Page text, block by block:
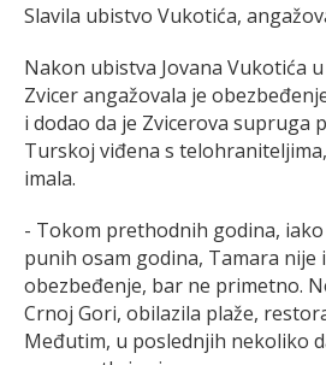
Slavila ubistvo Vukotića,
Nakon ubistva Jovana Vukotića
Zvicer angažovala je
i dodao da je Zvicerova supruga
Turskoj viđena s
imala.
- Tokom prethodnih godina,
punih osam godina, Tamara nije
obezbeđenje, bar ne primetno.
Crnoj Gori, obilazila plaže,
Međutim, u poslednjih nekoliko